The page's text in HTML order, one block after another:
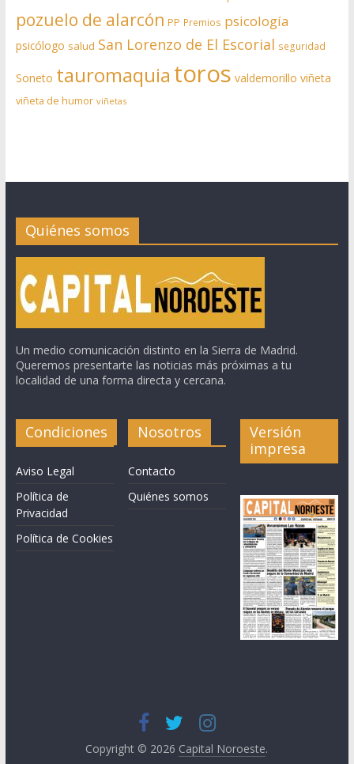
pozuelo de alarcón PP Premios psicología
psicólogo salud San Lorenzo de El Escorial seguridad
Soneto tauromaquia toros valdemorillo viñeta
viñeta de humor viñetas
Quiénes somos
Un medio comunicación distinto en la Sierra de Madrid.
Queremos presentarte las noticias más próximas a tu
localidad de una forma directa y cercana.
Condiciones
Aviso Legal
Política de
Privacidad
Política de Cookies
Nosotros
Contacto
Quiénes somos
Versión
impresa
Copyright © 2026 Capital Noroeste.